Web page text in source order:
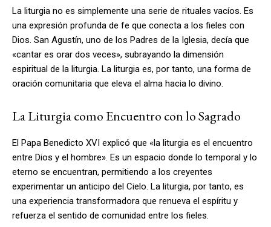
La liturgia no es simplemente una serie de rituales vacíos. Es
una expresión profunda de fe que conecta a los fieles con
Dios. San Agustín, uno de los Padres de la Iglesia, decía que
«cantar es orar dos veces», subrayando la dimensión
espiritual de la liturgia. La liturgia es, por tanto, una forma de
oración comunitaria que eleva el alma hacia lo divino.
La Liturgia como Encuentro con lo Sagrado
El Papa Benedicto XVI explicó que «la liturgia es el encuentro
entre Dios y el hombre». Es un espacio donde lo temporal y lo
eterno se encuentran, permitiendo a los creyentes
experimentar un anticipo del Cielo. La liturgia, por tanto, es
una experiencia transformadora que renueva el espíritu y
refuerza el sentido de comunidad entre los fieles.